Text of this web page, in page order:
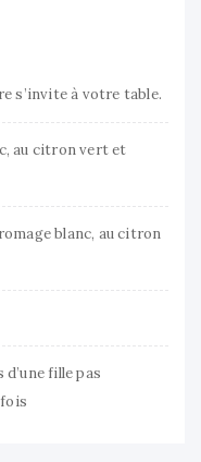
s’invite à votre table.
au citron vert et
blanc, au citron
fille pas